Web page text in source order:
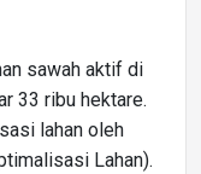
sawah aktif di
33 ribu hektare.
lahan oleh
Lahan).